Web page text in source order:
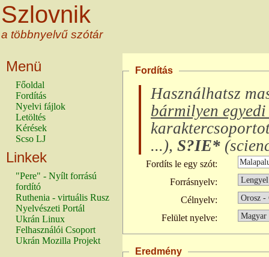
Szlovnik
a többnyelvű szótár
Menü
Főoldal
Fordítás
Nyelvi fájlok
Letöltés
Kérések
Scso LJ
Linkek
"Pere" - Nyílt forrású
fordító
Ruthenia - virtuális Rusz
Nyelvészeti Portál
Ukrán Linux
Felhasználói Csoport
Ukrán Mozilla Projekt
Fordítás
Használhatsz
bármilyen
...), S?IE* (
Fordíts le egy szót:
Forrásnyelv:
Célnyelv:
Felület nyelve:
Eredmény